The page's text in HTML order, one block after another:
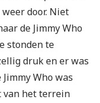
door. Niet
de Jimmy Who
stonden te
druk en er was
Who was
van het terrein